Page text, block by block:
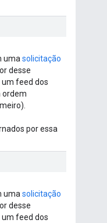
uma solicitação
desse
feed dos
ordem
por essa
uma solicitação
desse
feed dos